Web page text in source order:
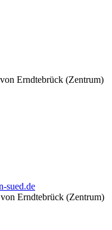
von Erndtebrück (Zentrum)
sued.de
von Erndtebrück (Zentrum)